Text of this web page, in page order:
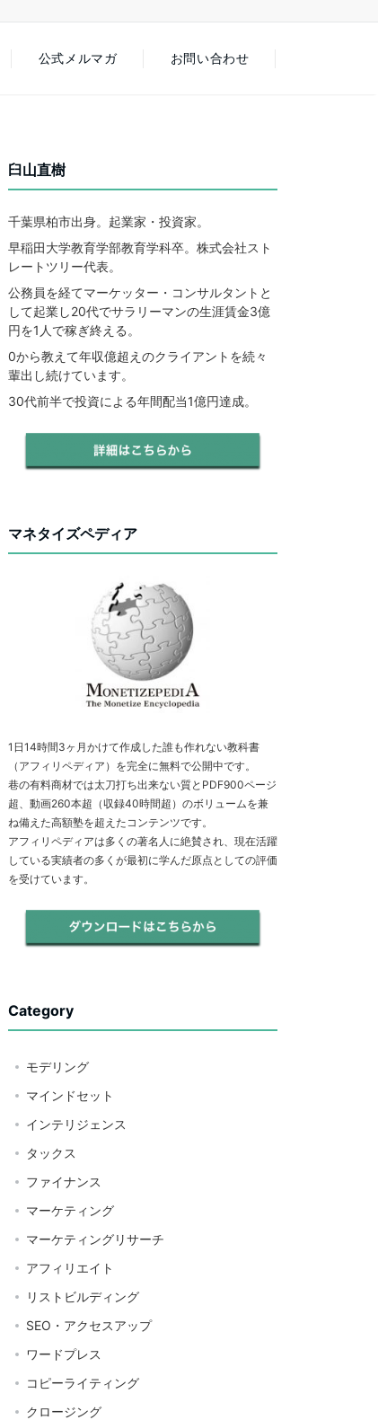
公式メルマガ お問い合わせ
臼山直樹
千葉県柏市出身。起業家・投資家。
早稲田大学教育学部教育学科卒。株式会社スト
レートツリー代表。
公務員を経てマーケッター・コンサルタントと
して起業し20代でサラリーマンの生涯賃金3億
円を1人で稼ぎ終える。
0から教えて年収億超えのクライアントを続々
輩出し続けています。
30代前半で投資による年間配当1億円達成。
マネタイズペディア
1日14時間3ヶ月かけて作成した誰も作れない教科書
（アフィリペディア）を完全に無料で公開中です。
巷の有料商材では太刀打ち出来ない質とPDF900ページ
超、動画260本超（収録40時間超）のボリュームを兼
ね備えた高額塾を超えたコンテンツです。
アフィリペディアは多くの著名人に絶賛され、現在活躍
している実績者の多くが最初に学んだ原点としての評価
を受けています。
Category
モデリング
マインドセット
インテリジェンス
タックス
ファイナンス
マーケティング
マーケティングリサーチ
アフィリエイト
リストビルディング
SEO・アクセスアップ
ワードプレス
コピーライティング
クロージング